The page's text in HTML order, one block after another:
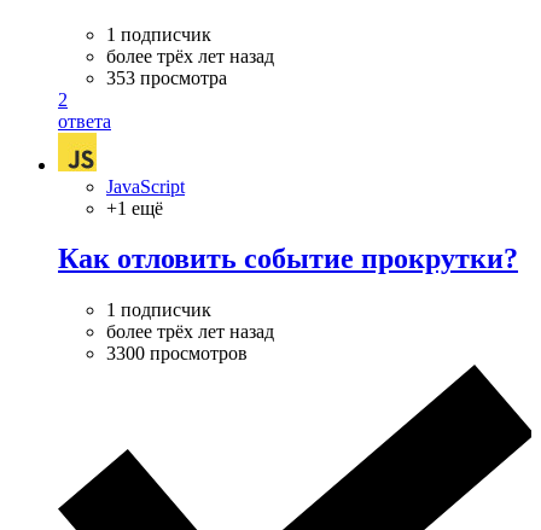
1 подписчик
более трёх лет назад
353 просмотра
2
ответа
JavaScript
+1 ещё
Как отловить событие прокрутки?
1 подписчик
более трёх лет назад
3300 просмотров